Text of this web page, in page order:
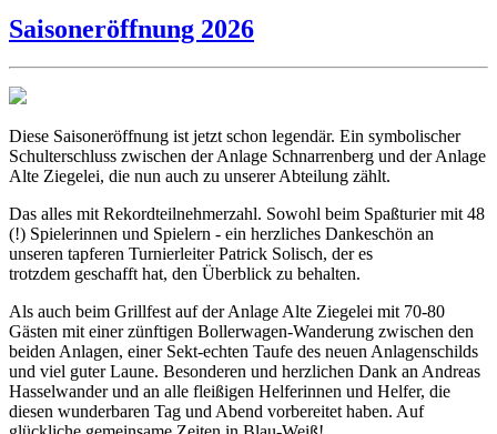
Saisoneröffnung 2026
Diese Saisoneröffnung ist jetzt schon legendär. Ein symbolischer
Schulterschluss zwischen der Anlage Schnarrenberg und der Anlage
Alte Ziegelei, die nun auch zu unserer Abteilung zählt.
Das alles mit Rekordteilnehmerzahl. Sowohl beim Spaßturier mit 48
(!) Spielerinnen und Spielern - ein herzliches Dankeschön an
unseren tapferen Turnierleiter Patrick Solisch, der es
trotzdem geschafft hat, den Überblick zu behalten.
Als auch beim Grillfest auf der Anlage Alte Ziegelei mit 70-80
Gästen mit einer zünftigen Bollerwagen-Wanderung zwischen den
beiden Anlagen, einer Sekt-echten Taufe des neuen Anlagenschilds
und viel guter Laune. Besonderen und herzlichen Dank an Andreas
Hasselwander und an alle fleißigen Helferinnen und Helfer, die
diesen wunderbaren Tag und Abend vorbereitet haben. Auf